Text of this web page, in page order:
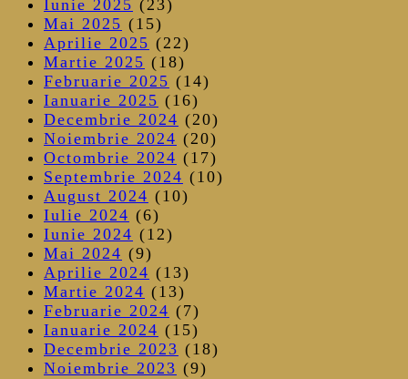
Iunie 2025 (23)
Mai 2025 (15)
Aprilie 2025 (22)
Martie 2025 (18)
Februarie 2025 (14)
Ianuarie 2025 (16)
Decembrie 2024 (20)
Noiembrie 2024 (20)
Octombrie 2024 (17)
Septembrie 2024 (10)
August 2024 (10)
Iulie 2024 (6)
Iunie 2024 (12)
Mai 2024 (9)
Aprilie 2024 (13)
Martie 2024 (13)
Februarie 2024 (7)
Ianuarie 2024 (15)
Decembrie 2023 (18)
Noiembrie 2023 (9)